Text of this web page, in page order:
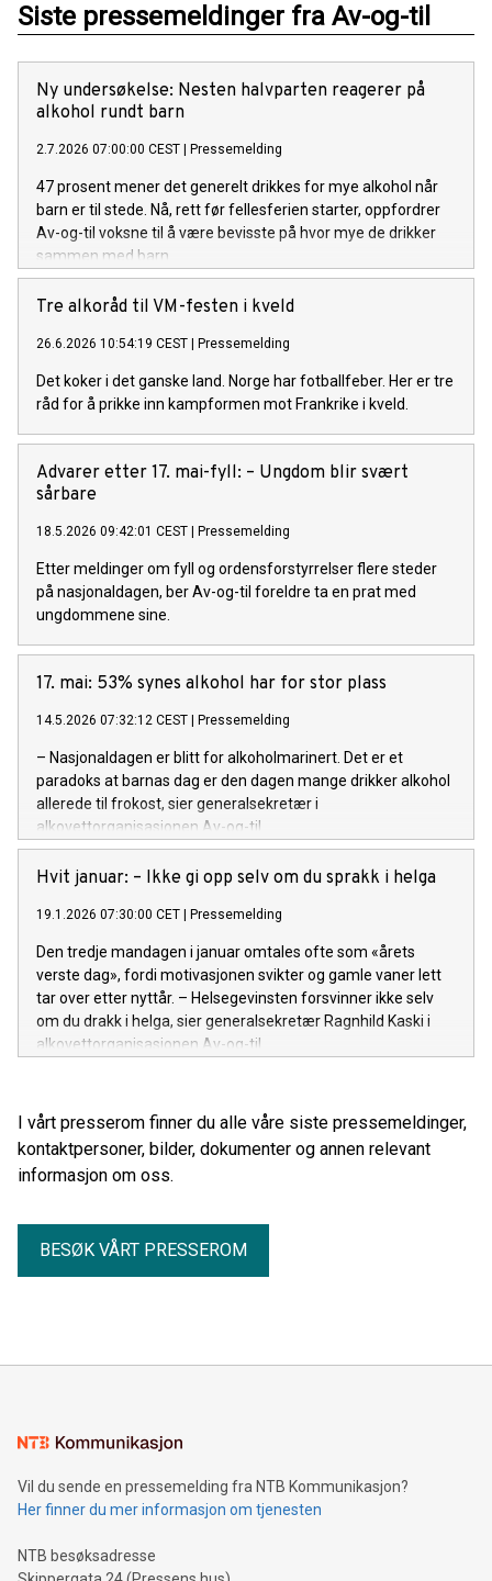
Siste pressemeldinger fra Av-og-til
Ny undersøkelse: Nesten halvparten reagerer på
alkohol rundt barn
2.7.2026 07:00:00 CEST Pressemelding
47 prosent mener det generelt drikkes for mye alkohol når
barn er til stede. Nå, rett før fellesferien starter, oppfordrer
Av-og-til voksne til å være bevisste på hvor mye de drikker
sammen med barn.
Tre alkoråd til VM-festen i kveld
26.6.2026 10:54:19 CEST Pressemelding
Det koker i det ganske land. Norge har fotballfeber. Her er tre
råd for å prikke inn kampformen mot Frankrike i kveld.
Advarer etter 17. mai-fyll: – Ungdom blir svært
sårbare
18.5.2026 09:42:01 CEST Pressemelding
Etter meldinger om fyll og ordensforstyrrelser flere steder
på nasjonaldagen, ber Av-og-til foreldre ta en prat med
ungdommene sine.
17. mai: 53% synes alkohol har for stor plass
14.5.2026 07:32:12 CEST Pressemelding
– Nasjonaldagen er blitt for alkoholmarinert. Det er et
paradoks at barnas dag er den dagen mange drikker alkohol
allerede til frokost, sier generalsekretær i
alkovettorganisasjonen Av-og-til.
Hvit januar: – Ikke gi opp selv om du sprakk i helga
19.1.2026 07:30:00 CET Pressemelding
Den tredje mandagen i januar omtales ofte som «årets
verste dag», fordi motivasjonen svikter og gamle vaner lett
tar over etter nyttår. – Helsegevinsten forsvinner ikke selv
om du drakk i helga, sier generalsekretær Ragnhild Kaski i
alkovettorganisasjonen Av-og-til.
I vårt presserom finner du alle våre siste pressemeldinger,
kontaktpersoner, bilder, dokumenter og annen relevant
informasjon om oss.
BESØK VÅRT PRESSEROM
Vil du sende en pressemelding fra NTB Kommunikasjon?
Her finner du mer informasjon om tjenesten
NTB besøksadresse